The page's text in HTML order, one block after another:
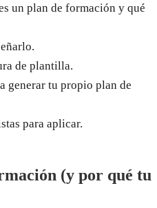
un plan de formación y qué
de plantilla.
generar tu propio plan de
para aplicar.
(y por qué tu